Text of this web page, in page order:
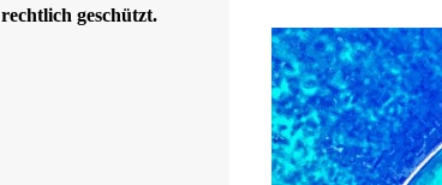
rechtlich geschützt.